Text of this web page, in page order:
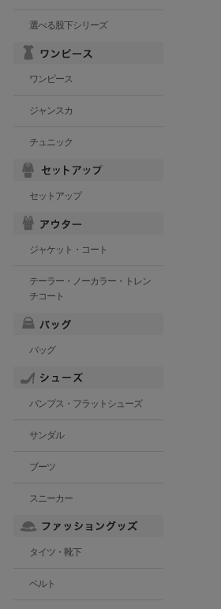
選べる股下シリーズ
ワンピース
ジャンスカ
チュニック
セットアップ
ジャケット・コート
テーラー・ノーカラー・トレン
チコート
バッグ
パンプス・フラットシューズ
サンダル
ブーツ
スニーカー
タイツ・靴下
ベルト